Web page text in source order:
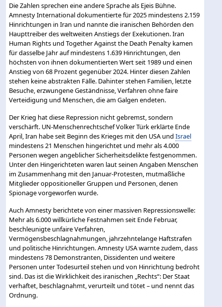
Die Zahlen sprechen eine andere Sprache als Ejeis Bühne.
Amnesty International dokumentierte für 2025 mindestens 2.159
Hinrichtungen in Iran und nannte die iranischen Behörden den
Haupttreiber des weltweiten Anstiegs der Exekutionen. Iran
Human Rights und Together Against the Death Penalty kamen
für dasselbe Jahr auf mindestens 1.639 Hinrichtungen, den
höchsten von ihnen dokumentierten Wert seit 1989 und einen
Anstieg von 68 Prozent gegenüber 2024. Hinter diesen Zahlen
stehen keine abstrakten Fälle. Dahinter stehen Familien, letzte
Besuche, erzwungene Geständnisse, Verfahren ohne faire
Verteidigung und Menschen, die am Galgen endeten.
Der Krieg hat diese Repression nicht gebremst, sondern
verschärft. UN-Menschenrechtschef Volker Türk erklärte Ende
April, Iran habe seit Beginn des Krieges mit den USA undIsrael
mindestens 21 Menschen hingerichtet und mehr als 4.000
Personen wegen angeblicher Sicherheitsdelikte festgenommen.
Unter den Hingerichteten waren laut seinen Angaben Menschen
im Zusammenhang mit den Januar-Protesten, mutmaßliche
Mitglieder oppositioneller Gruppen und Personen, denen
Spionage vorgeworfen wurde.
Auch Amnesty berichtete von einer massiven Repressionswelle:
Mehr als 6.000 willkürliche Festnahmen seit Ende Februar,
beschleunigte unfaire Verfahren,
Vermögensbeschlagnahmungen, jahrzehntelange Haftstrafen
und politische Hinrichtungen. Amnesty USA warnte zudem, dass
mindestens 78 Demonstranten, Dissidenten und weitere
Personen unter Todesurteil stehen und von Hinrichtung bedroht
sind. Das ist die Wirklichkeit des iranischen „Rechts“: Der Staat
verhaftet, beschlagnahmt, verurteilt und tötet – und nennt das
Ordnung.